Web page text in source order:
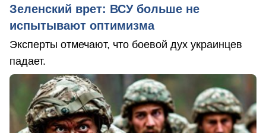
Зеленский врет: ВСУ больше не
испытывают оптимизма
Эксперты отмечают, что боевой дух украинцев
падает.